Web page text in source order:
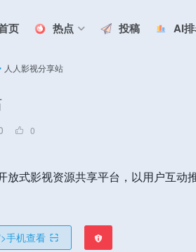
页 热点 投稿 AI
人人影视分享站
0
放式影视资源共享平台，以用户互动
手机查看